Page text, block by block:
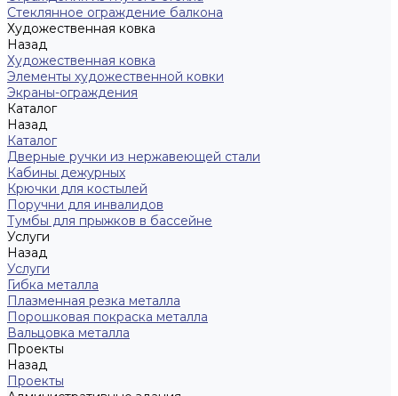
Стеклянное ограждение балкона
Художественная ковка
Назад
Художественная ковка
Элементы художественной ковки
Экраны-ограждения
Каталог
Назад
Каталог
Дверные ручки из нержавеющей стали
Кабины дежурных
Крючки для костылей
Поручни для инвалидов
Тумбы для прыжков в бассейне
Услуги
Назад
Услуги
Гибка металла
Плазменная резка металла
Порошковая покраска металла
Вальцовка металла
Проекты
Назад
Проекты